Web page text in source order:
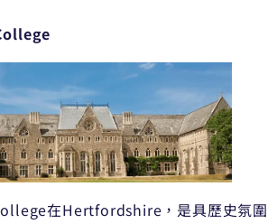
在Hertfordshire，是具歷史氛圍